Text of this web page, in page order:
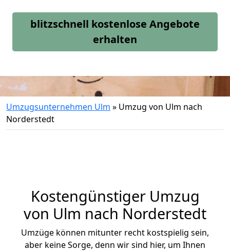
blitzschnell kostenlose Angebote
erhalten
Umzugsunternehmen Ulm » Umzug von Ulm nach
Norderstedt
Kostengünstiger Umzug
von Ulm nach Norderstedt
Umzüge können mitunter recht kostspielig sein,
aber keine Sorge, denn wir sind hier, um Ihnen